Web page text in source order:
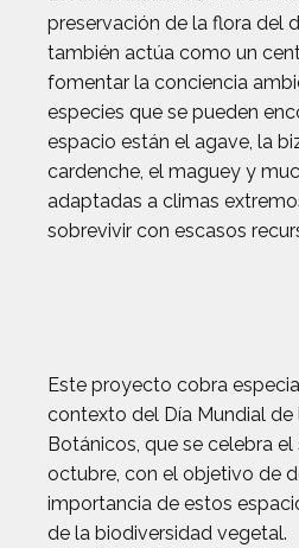
preservación de la flora del
también actúa como un
fomentar la conciencia
especies que se pueden
espacio están el agave, la
cardenche, el maguey y
adaptadas a climas
sobrevivir con escasos
Este proyecto cobra
contexto del Día Mundial de
Botánicos, que se celebra
octubre, con el objetivo de
importancia de estos
de la biodiversidad vegetal.